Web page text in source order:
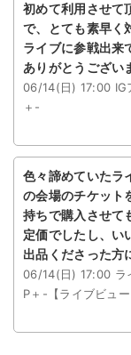
初めて利用させて
で、とても素早く
ライブに参戦出来
ありがとうござい
06/14(日) 17:00 IG
＋-
色々諦めていたラ
の会場のチケット
持ちで購入させて
定価でしたし、い
出品くださった方
06/14(日) 17:00 ラ
P＋-【ライブビュー